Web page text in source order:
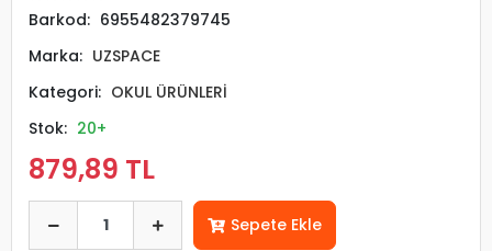
Barkod: 6955482379745
Marka: UZSPACE
Kategori: OKUL ÜRÜNLERİ
Stok: 20+
879,89 TL
Sepete Ekle